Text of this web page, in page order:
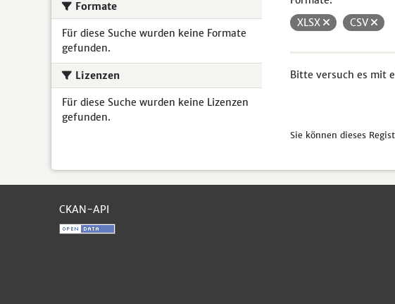
Formate
Für diese Suche wurden keine Formate
gefunden.
Lizenzen
Für diese Suche wurden keine Lizenzen
gefunden.
XLSX
CSV
Bitte versuch es mit
Sie können dieses
CKAN-API